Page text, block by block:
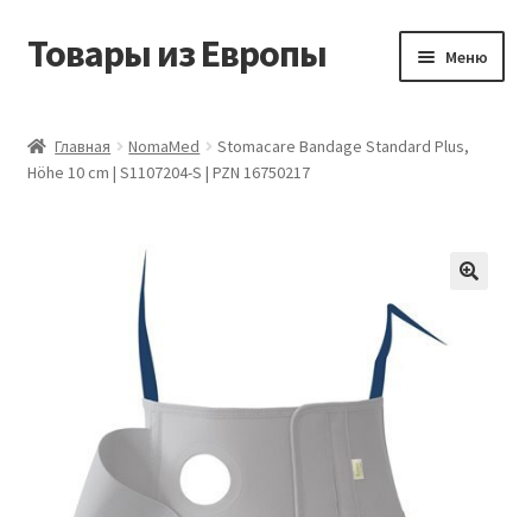
Перейти
Перейти
Товары из Европы Меню
Виды доставки
Мой аккаунт
Оставить отзыв
Главная NomaMed
Stomacare Bandage Standard Plus,
Höhe 10 cm | S1107204-S | PZN 16750217